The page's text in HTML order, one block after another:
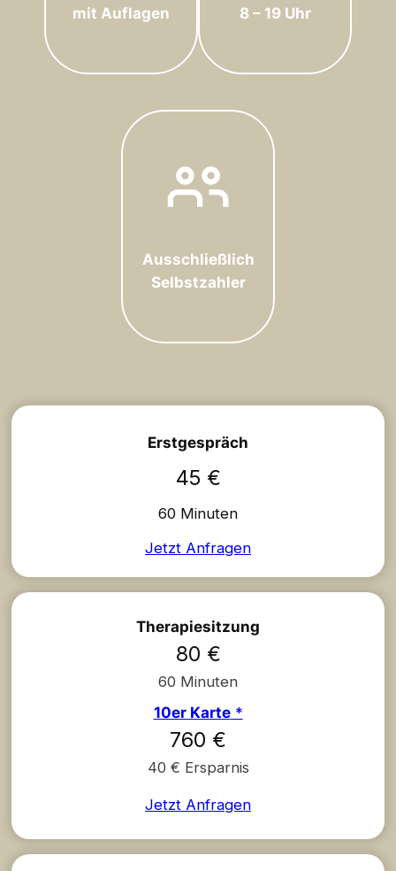
mit Auflagen
8 – 19 Uhr
Ausschließlich
Selbstzahler
Erstgespräch
45 €
60 Minuten
Jetzt Anfragen
Therapiesitzung
80 €
60 Minuten
10er Karte*
760 €
40 € Ersparnis
Jetzt Anfragen